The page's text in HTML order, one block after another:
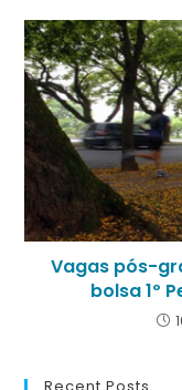
Vagas pós-
bolsa 1º